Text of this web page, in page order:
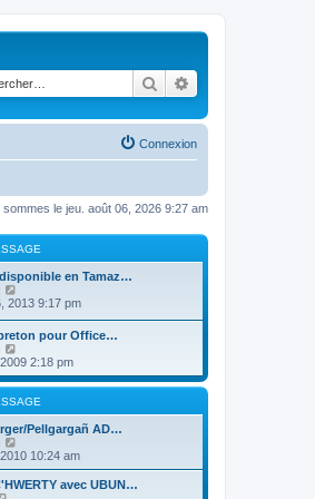
Rechercher
Connexion
sommes le jeu. août 06, 2026 9:27 am
en Tamaz…
o
u
l
t
e
r
l
d
e
r
n
i
2013 9:17 pm
pour Office…
o
n
s
u
l
t
r
l
e
2:18 pm
Pellgargañ AD…
o
n
s
10:24 am
avec UBUN…